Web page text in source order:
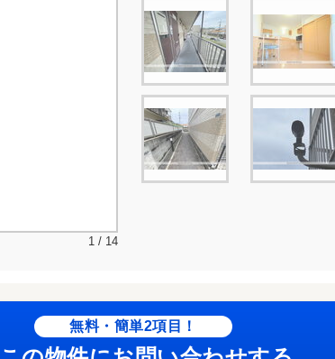
1 / 14
無料・簡単2項目！